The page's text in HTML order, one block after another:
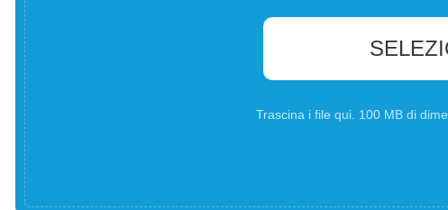
Trascina i file qui. 100 MB di